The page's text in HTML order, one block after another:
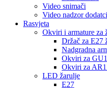
Video snimači
Video nadzor dodatci
Rasvjeta
Okviri i armature za
Držač za E27
Nadgradna
Okviri za
Okviri za
LED žarulje
E27